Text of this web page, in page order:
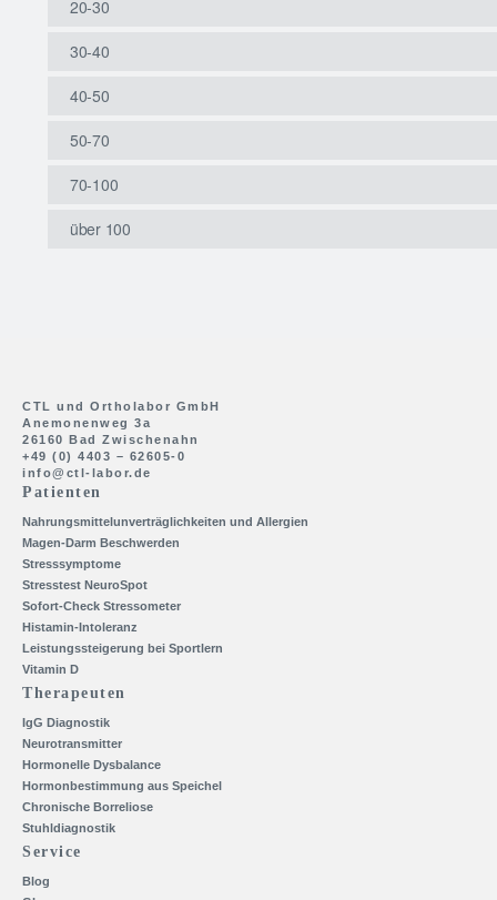
20-30
30-40
40-50
50-70
70-100
über 100
CTL und Ortholabor GmbH
Anemonenweg 3a
26160 Bad Zwischenahn
+49 (0) 4403 – 62605-0
info@ctl-labor.de
Patienten
Nahrungsmittelunverträglichkeiten und Allergien
Magen-Darm Beschwerden
Stresssymptome
Stresstest NeuroSpot
Sofort-Check Stressometer
Histamin-Intoleranz
Leistungssteigerung bei Sportlern
Vitamin D
Therapeuten
IgG Diagnostik
Neurotransmitter
Hormonelle Dysbalance
Hormonbestimmung aus Speichel
Chronische Borreliose
Stuhldiagnostik
Service
Blog